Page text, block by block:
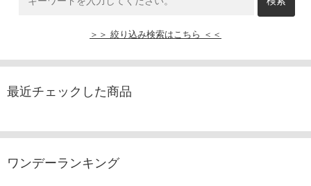
＞＞ 絞り込み検索はこちら ＜＜
最近チェックした商品
ワンデーランキング